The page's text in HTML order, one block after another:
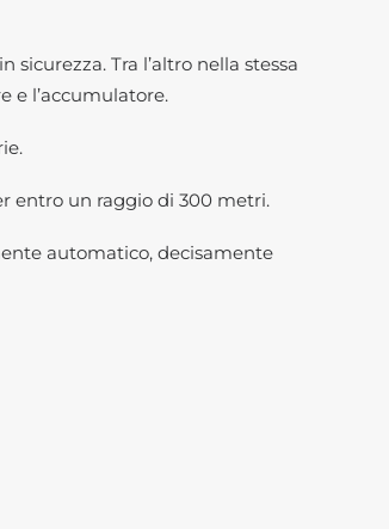
Tra l’altro nella stessa
e l’accumulatore.
entro un raggio di 300 metri.
automatico, decisamente